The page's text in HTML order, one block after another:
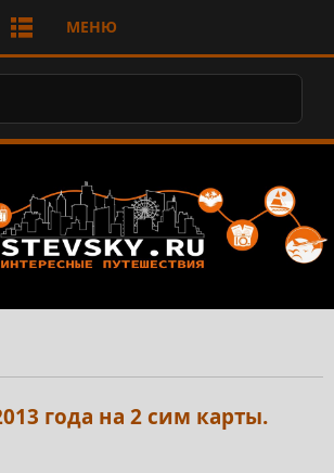
МЕНЮ
года на 2 сим карты.